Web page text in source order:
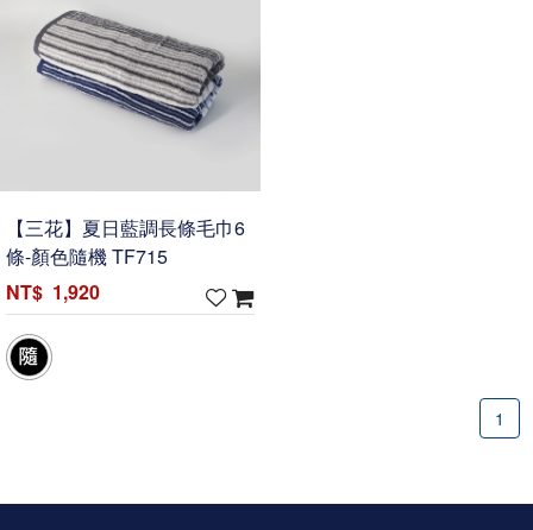
【三花】夏日藍調長條毛巾6
條-顏色隨機 TF715
1,920
1